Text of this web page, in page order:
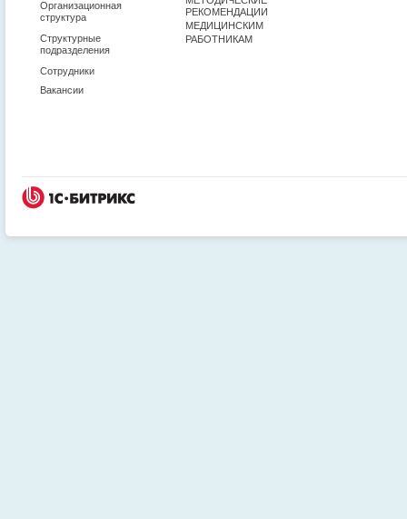
Организационная
структура
Структурные
подразделения
Сотрудники
Вакансии
РЕКОМЕНДАЦИИ
МЕДИЦИНСКИМ
РАБОТНИКАМ